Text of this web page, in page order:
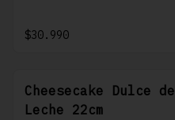
crema.
$30.990
Cheesecake Dulce de
Leche 22cm